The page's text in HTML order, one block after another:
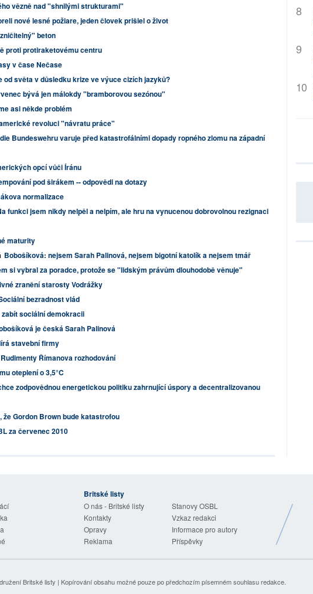
vězně nad "shnilými strukturami"
nové lesné požiare, jeden človek prišiel o život
beton
proti protiraketovému centru
v čase Nečase
od světa v důsledku krize ve výuce cizích jazyků?
bývá jen málokdy "bramborovou sezónou"
asi někde problém
revoluci "návratu práce"
Bundeswehru varuje před katastrofálními dopady ropného zlomu na západní
opcí vůči Íránu
pod širákem -- odpovědi na dotazy
normalizace
funkci jsem nikdy nelpěl a nelpím, ale hru na vynucenou dobrovolnou rezignaci
maturity
Bobošíková: nejsem Sarah Palinová, nejsem bigotní katolík a nejsem tmář
si vybral za poradce, protože se "lidským právům dlouhodobě věnuje"
zranění starosty Vodrážky
bezradnost vlád
sociální demokracii
je česká Sarah Palinová
stavební firmy
Rudimenty Římanova rozhodování
oteplení o 3,5°C
zodpovědnou energetickou politiku zahrnující úspory a decentralizovanou
že Gordon Brown bude katastrofou
za červenec 2010
Britské listy
O nás - Britské listy
Stanovy OSBL
Kontakty
Vzkaz redakci
Opravy
Informace pro autory
Reklama
Příspěvky
Britské listy | Kopírování obsahu možné pouze po předchozím písemném souhlasu redakce.